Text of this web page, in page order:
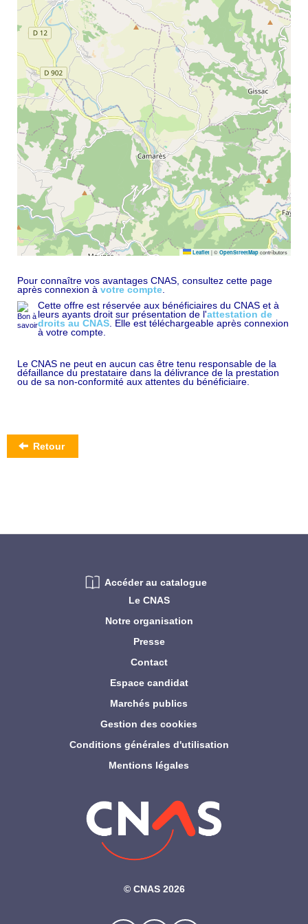
Leaflet |© OpenStreetMap contributors
Pour connaître vos avantages CNAS, consultez cette page
après connexion à votre compte.
Cette offre est réservée aux bénéficiaires du CNAS et à
leurs ayants droit sur présentation de l'attestation de
droits au CNAS. Elle est téléchargeable après connexion
à votre compte.
Le CNAS ne peut en aucun cas être tenu responsable de la
défaillance du prestataire dans la délivrance de la prestation
ou de sa non-conformité aux attentes du bénéficiaire.
Retour
©‎ CNAS 2026
Le CNAS
Notre organisation
Presse
Contact
Espace candidat
Marchés publics
Gestion des cookies
Conditions générales d'utilisation
Mentions légales
Accéder au catalogue